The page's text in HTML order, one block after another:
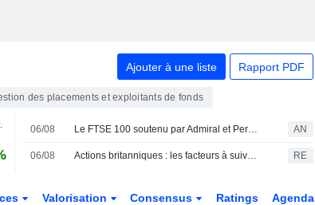
Ajouter à une liste Rapport PDF
des placements et exploitants de fonds
06/08 Le FTSE 100 soutenu par Admiral et Persimmon AN
06/08 Actions britanniques : les facteurs à suivre le 6 août RE
Valorisation Consensus Ratings Agenda